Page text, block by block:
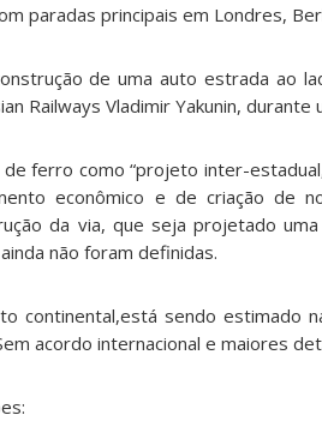
paradas principais em Londres,
de uma auto estrada ao
Railways Vladimir Yakunin, durante
ferro como “projeto inter-
econômico e de criação de
da via, que seja projetado
não foram definidas.
continental,está sendo estimado
acordo internacional e maiores